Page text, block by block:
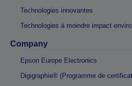
Technologies innovantes
Technologies à moindre impact
Company
Epson Europe Electronics
Digigraphie® (Programme de